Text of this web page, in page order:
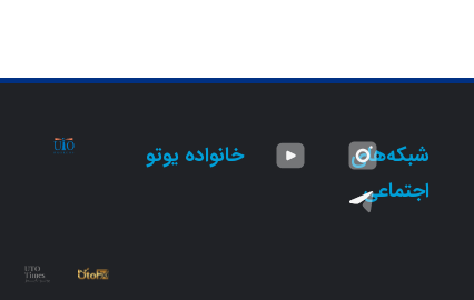
شبکه‌های
اجتماعی
خانواده یوتو